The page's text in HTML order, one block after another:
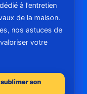
à l’entretien
de la maison.
nos astuces de
votre
son